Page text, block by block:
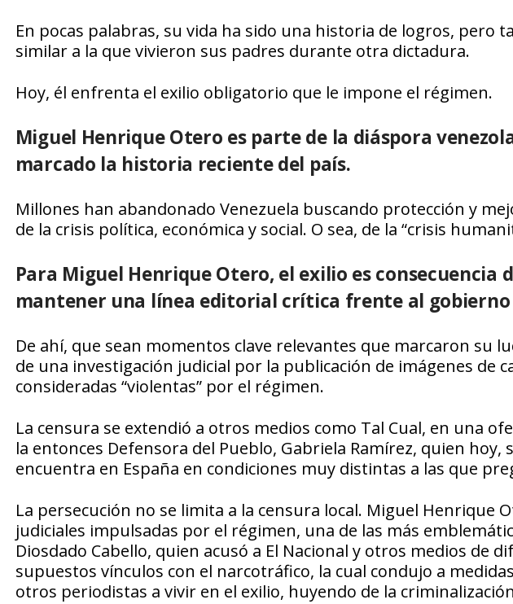
En pocas palabras, su vida ha sido una historia de logros, pero
similar a la que vivieron sus padres durante otra dictadura.
Hoy, él enfrenta el exilio obligatorio que le impone el régimen.
Miguel Henrique Otero es parte de la diáspora
marcado la historia reciente del país.
Millones han abandonado Venezuela buscando protección y
de la crisis política, económica y social. O sea, de la “crisis
Para Miguel Henrique Otero, el exilio es consecuencia
mantener una línea editorial crítica frente al gobierno
De ahí, que sean momentos clave relevantes que marcaron su
de una investigación judicial por la publicación de imágenes de
consideradas “violentas” por el régimen.
La censura se extendió a otros medios como Tal Cual, en una
la entonces Defensora del Pueblo, Gabriela Ramírez, quien hoy,
encuentra en España en condiciones muy distintas a las que
La persecución no se limita a la censura local. Miguel Henrique
judiciales impulsadas por el régimen, una de las más
Diosdado Cabello, quien acusó a El Nacional y otros medios de
supuestos vínculos con el narcotráfico, la cual condujo a
otros periodistas a vivir en el exilio, huyendo de la